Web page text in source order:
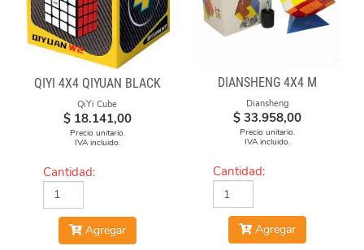
QIYI 4X4 QIYUAN BLACK
QiYi Cube
$ 18.141,00
Precio unitario.
IVA incluido.
Cantidad:
Agregar
DIANSHENG 4X4 M
Diansheng
$ 33.958,00
Precio unitario.
IVA incluido.
Cantidad:
Agregar